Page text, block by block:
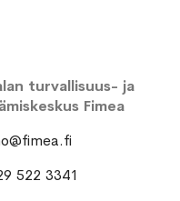
turvallisuus- ja
Fimea
522 3341